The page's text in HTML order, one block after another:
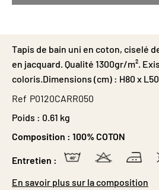
Tapis de bain uni en coton, ciselé
en jacquard. Qualité 1300gr/m².
coloris.Dimensions (cm) : H80 x L50
Ref P0120CARR050
Poids : 0.61 kg
Composition : 100% COTON
Entretien :
En savoir plus sur la composition